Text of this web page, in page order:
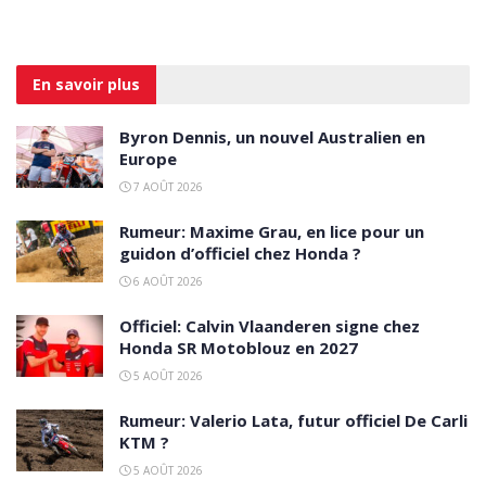
En savoir plus
Byron Dennis, un nouvel Australien en
Europe
7 AOÛT 2026
Rumeur: Maxime Grau, en lice pour un
guidon d’officiel chez Honda ?
6 AOÛT 2026
Officiel: Calvin Vlaanderen signe chez
Honda SR Motoblouz en 2027
5 AOÛT 2026
Rumeur: Valerio Lata, futur officiel De Carli
KTM ?
5 AOÛT 2026